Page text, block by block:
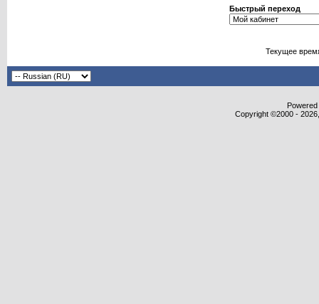
Быстрый переход
Текущее
Copyright ©2000 -